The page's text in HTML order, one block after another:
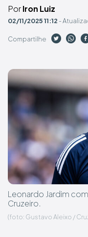
PorIron Luiz
02/11/2025 11:12 -
Compartilhe
Leonardo Jardim
Cruzeiro.
(foto: Gustavo Aleixo /